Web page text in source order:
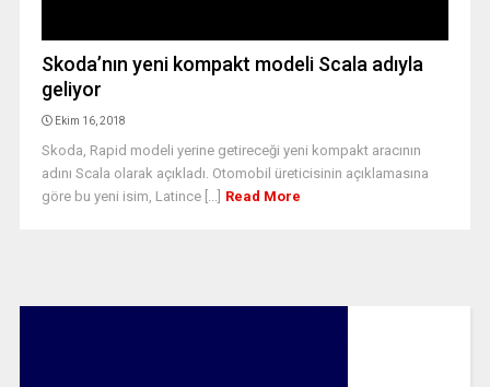
Skoda’nın yeni kompakt modeli Scala adıyla
geliyor
Ekim 16, 2018
Skoda, Rapid modeli yerine getireceği yeni kompakt aracının
adını Scala olarak açıkladı. Otomobil üreticisinin açıklamasına
göre bu yeni isim, Latince [...] Read More